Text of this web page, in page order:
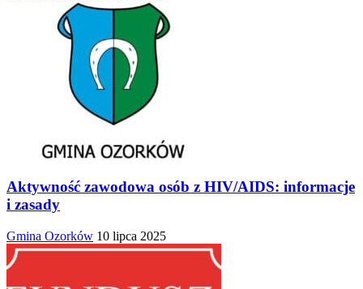
Aktywność zawodowa osób z HIV/AIDS: informacje
i zasady
Gmina Ozorków 10 lipca 2025